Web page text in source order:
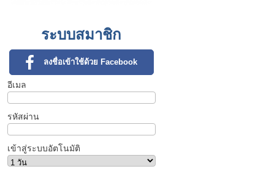
ระบบสมาชิก
ลงชื่อเข้าใช้ด้วย Facebook
อีเมล
รหัสผ่าน
เข้าสู่ระบบอัตโนมัติ